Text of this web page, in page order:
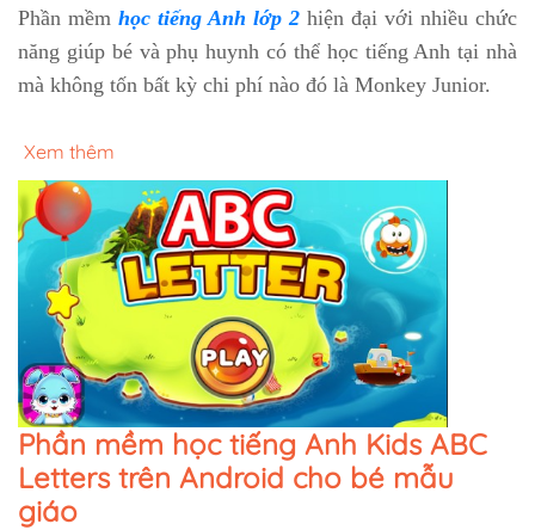
Phần mềm học tiếng Anh lớp 2 hiện đại với nhiều chức
năng giúp bé và phụ huynh có thể học tiếng Anh tại nhà
mà không tốn bất kỳ chi phí nào đó là Monkey Junior.
Xem thêm
Phần mềm học tiếng Anh Kids ABC
Letters trên Android cho bé mẫu
giáo